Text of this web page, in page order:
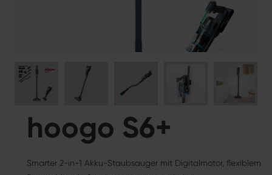
hoogo S6+
Smarter 2-in-1 Akku-Staubsauger mit Digitalmotor, flexiblem